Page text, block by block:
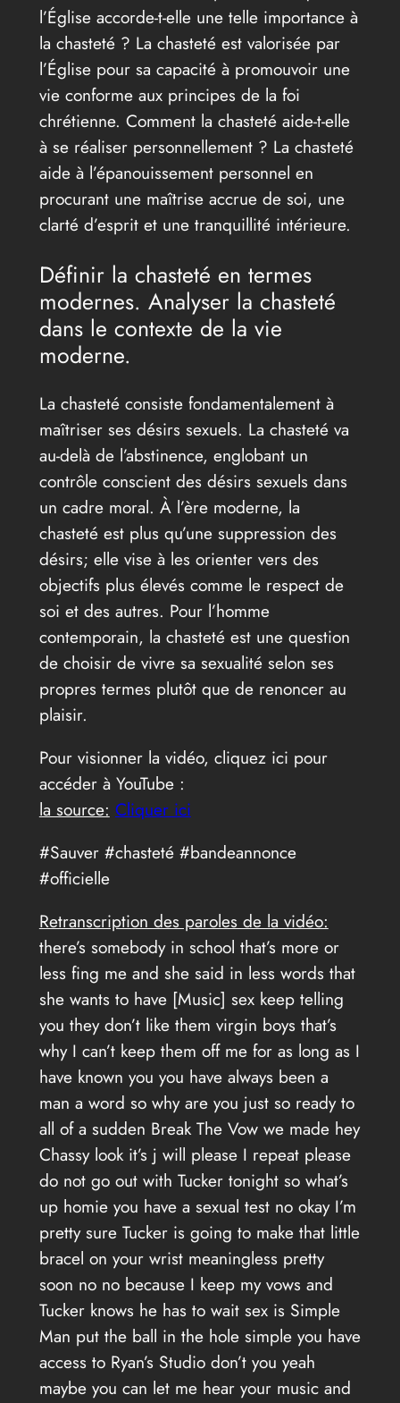
l’Église accorde-t-elle une telle importance à
la chasteté ? La chasteté est valorisée par
l’Église pour sa capacité à promouvoir une
vie conforme aux principes de la foi
chrétienne. Comment la chasteté aide-t-elle
à se réaliser personnellement ? La chasteté
aide à l’épanouissement personnel en
procurant une maîtrise accrue de soi, une
clarté d’esprit et une tranquillité intérieure.
Définir la chasteté en termes
modernes. Analyser la chasteté
dans le contexte de la vie
moderne.
La chasteté consiste fondamentalement à
maîtriser ses désirs sexuels. La chasteté va
au-delà de l’abstinence, englobant un
contrôle conscient des désirs sexuels dans
un cadre moral. À l’ère moderne, la
chasteté est plus qu’une suppression des
désirs; elle vise à les orienter vers des
objectifs plus élevés comme le respect de
soi et des autres. Pour l’homme
contemporain, la chasteté est une question
de choisir de vivre sa sexualité selon ses
propres termes plutôt que de renoncer au
plaisir.
Pour visionner la vidéo, cliquez ici pour
accéder à YouTube :
la source: Cliquer ici
#Sauver #chasteté #bandeannonce
#officielle
Retranscription des paroles de la vidéo:
there’s somebody in school that’s more or
less fing me and she said in less words that
she wants to have [Music] sex keep telling
you they don’t like them virgin boys that’s
why I can’t keep them off me for as long as I
have known you you have always been a
man a word so why are you just so ready to
all of a sudden Break The Vow we made hey
Chassy look it’s j will please I repeat please
do not go out with Tucker tonight so what’s
up homie you have a sexual test no okay I’m
pretty sure Tucker is going to make that little
bracel on your wrist meaningless pretty
soon no no because I keep my vows and
Tucker knows he has to wait sex is Simple
Man put the ball in the hole simple you have
access to Ryan’s Studio don’t you yeah
maybe you can let me hear your music and